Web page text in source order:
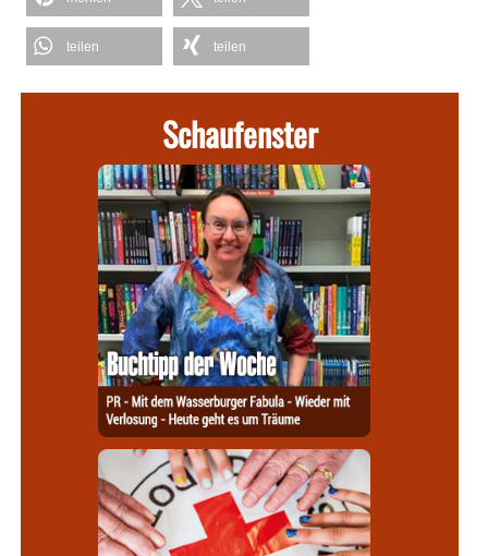
teilen teilen
Schaufenster